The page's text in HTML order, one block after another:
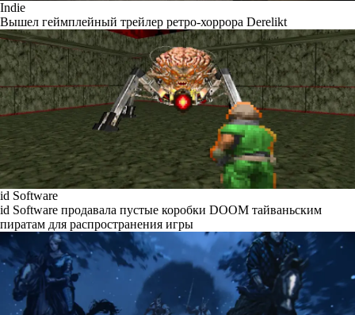
Indie
Вышел геймплейный трейлер ретро-хоррора Derelikt
id Software
id Software продавала пустые коробки DOOM тайваньским
пиратам для распространения игры